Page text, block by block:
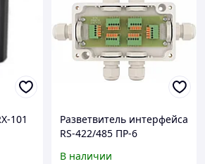
101
Разветвитель интерфейса
RS-422/485 ПР-6
В наличии